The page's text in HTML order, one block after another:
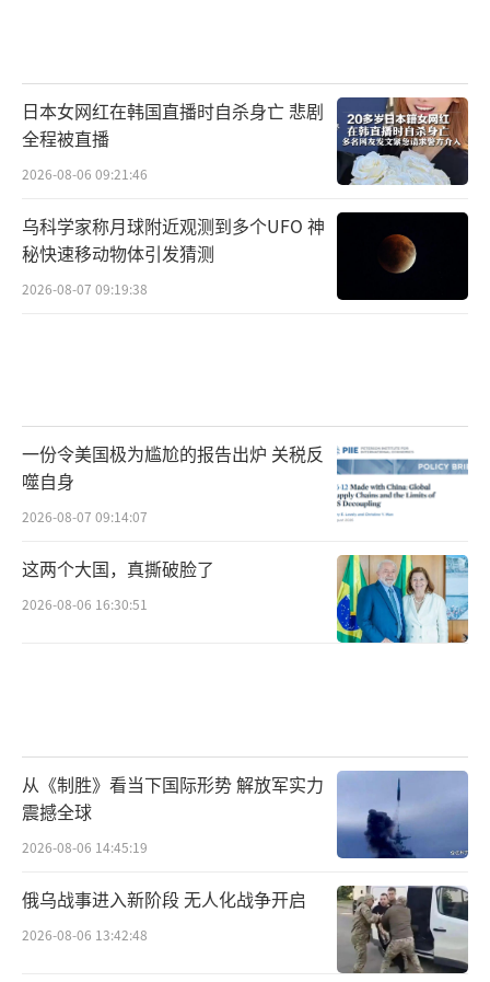
日本女网红在韩国直播时自杀身亡 悲剧
全程被直播
2026-08-06 09:21:46
乌科学家称月球附近观测到多个UFO 神
秘快速移动物体引发猜测
2026-08-07 09:19:38
一份令美国极为尴尬的报告出炉 关税反
噬自身
2026-08-07 09:14:07
这两个大国，真撕破脸了
2026-08-06 16:30:51
从《制胜》看当下国际形势 解放军实力
震撼全球
2026-08-06 14:45:19
俄乌战事进入新阶段 无人化战争开启
2026-08-06 13:42:48